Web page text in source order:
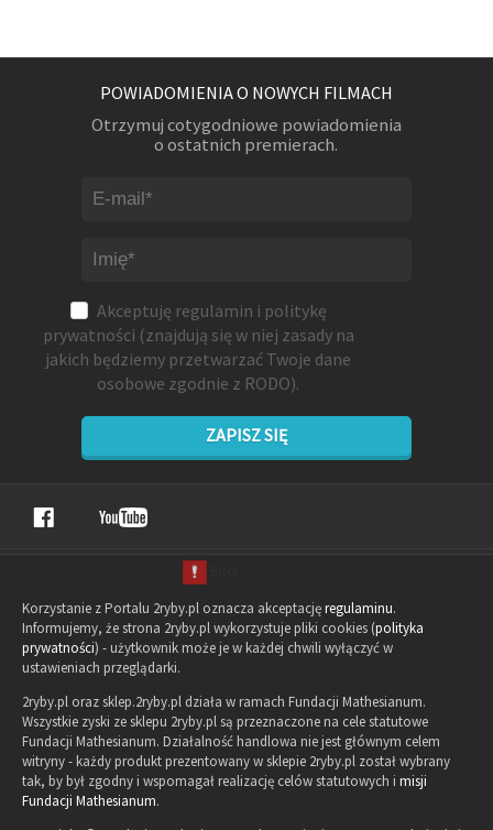
POWIADOMIENIA O NOWYCH FILMACH
Otrzymuj cotygodniowe powiadomienia
o ostatnich premierach.
Akceptuję regulamin i politykę
prywatności (znajdują się w niej zasady na
jakich będziemy przetwarzać Twoje dane
osobowe zgodnie z RODO).
ZAPISZ SIĘ
Korzystanie z Portalu 2ryby.pl oznacza akceptacjęregulaminu.
Informujemy, że strona 2ryby.pl wykorzystuje pliki cookies (polityka
prywatności) - użytkownik może je w każdej chwili wyłączyć w
ustawieniach przeglądarki.
2ryby.pl oraz sklep.2ryby.pl działa w ramach Fundacji Mathesianum.
Wszystkie zyski ze sklepu 2ryby.pl są przeznaczone na cele statutowe
Fundacji Mathesianum. Działalność handlowa nie jest głównym celem
witryny - każdy produkt prezentowany w sklepie 2ryby.pl został wybrany
tak, by był zgodny i wspomagał realizację celów statutowych i misji
Fundacji Mathesianum.